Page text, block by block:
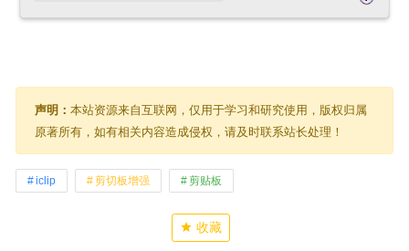
声明： 本站资源来自互联网，仅用于学习和研究使用，版权归属
原著所有，如有相关内容造成侵权，请及时联系站长处理！
iclip 剪切板增强 剪贴板
收藏